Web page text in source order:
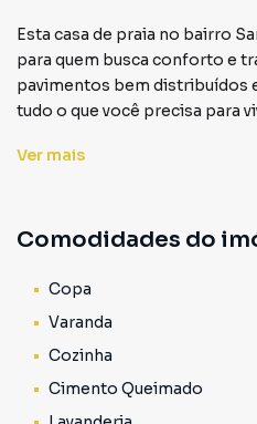
Esta casa de praia no bairro
para quem busca conforto e
pavimentos bem distribuídos
tudo o que você precisa para
Além disso, conta com 1
O primeiro pavimento, com
que oferece uma vista
entre os andares garante mais
Ver mais
Comodidades do
Copa
Varanda
Cozinha
Cimento Queimado